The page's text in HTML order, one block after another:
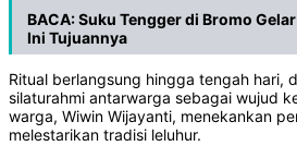
BACA:Suku Tengger di Bromo
Ini Tujuannya
‎Ritual berlangsung hingga tengah hari,
silaturahmi antarwarga sebagai wujud
warga, Wiwin Wijayanti, menekankan
melestarikan tradisi leluhur.